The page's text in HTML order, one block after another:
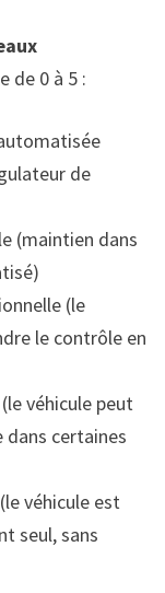
de 0 à 5 :
de
(maintien dans
(le
le contrôle en
véhicule peut
dans certaines
véhicule est
seul, sans